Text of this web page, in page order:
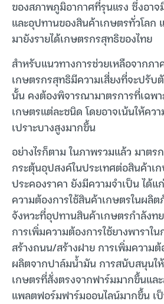
ของสภาพภูมิอากาศที่รุนแรง ซึ่งอา
และอุปทานของสินค้าเกษตรทั่วโลก
มายังรายได้เกษตรกรสุทธิของไทย
สำหรับแนวทางการช่วยเหลือจากภ
เกษตรกรสุทธิมีความเสี่ยงที่จะปรับ
นั้น คงต้องพิจารณามาตรการที่เฉพา
เกษตรแต่ละชนิด โดยอาจเน้นให้คว
เปราะบางสูงมากขึ้น
อย่างไรก็ตาม ในภาพรวมแล้ว มาตร
กระตุ้นอุปสงค์ในประเทศต่อสินค้าเ
ประคองราคา ยังมีความจำเป็น ได้แ
ความต้องการใช้สินค้าเกษตรในผลิ
จังหวะที่อุปทานสินค้าเกษตรกำลังท
การเพิ่มความต้องการใช้ยางพารา
สร้างถนน/สร้างฝาย การเพิ่มความต้
ผลิตจากปาล์มน้ำมัน การสนับสนุนใ
เกษตรที่สั่งตรงจากฟาร์มมากขึ้นแล
แพลตฟอร์มฟาร์มออนไลน์มากขึ้น เ